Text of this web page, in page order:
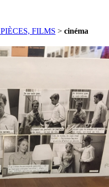
FILMS > cinéma